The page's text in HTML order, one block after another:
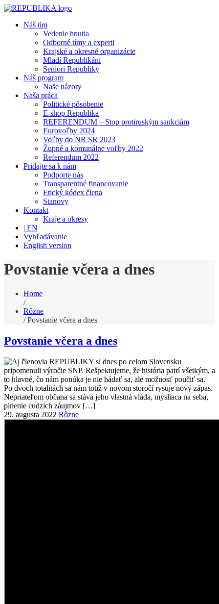
Náš tím
Vedenie hnutia
Odborné tímy a experti
Krajské a okresné organizácie
Mladí Republikáni
Seniori Republiky
Náš program
Naše názory
Naša práca
Politické pôsobenie
E-shop Republika
REFERENDUM – Stop protiruským sankciám
Eurovoľby 2024
Voľby do NR SR 2023
Župné a komunálne voľby 2022
Referendum 2022
Pridajte sa k nám
Podporte nás
Transparentné financovanie
Etický kódex člena
Stanovy
Kontakt
Kraje a okresy
| EN
Vyhľadávanie
English version
Povstanie včera a dnes
Home
/
Rôzne
/ Povstanie včera a dnes
Povstanie včera a dnes
29. augusta 2022 Rôzne